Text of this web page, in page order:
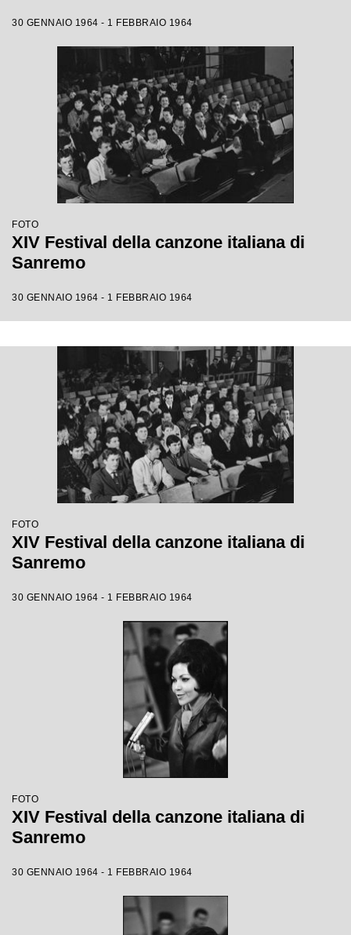
30 GENNAIO 1964 - 1 FEBBRAIO 1964
FOTO
XIV Festival della canzone italiana di
Sanremo
30 GENNAIO 1964 - 1 FEBBRAIO 1964
FOTO
XIV Festival della canzone italiana di
Sanremo
30 GENNAIO 1964 - 1 FEBBRAIO 1964
FOTO
XIV Festival della canzone italiana di
Sanremo
30 GENNAIO 1964 - 1 FEBBRAIO 1964